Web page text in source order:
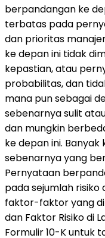
berpandangan ke
terbatas pada
dan prioritas
ke depan ini tidak
kepastian, atau
probabilitas, dan
mana pun sebagai
sebenarnya sulit
dan mungkin
ke depan ini.
sebenarnya yang
Pernyataan
pada sejumlah
faktor-faktor yang
dan Faktor Risiko di
Formulir 10-K untuk